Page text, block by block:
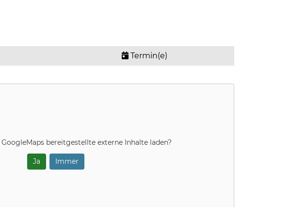
Termin(e)
GoogleMaps bereitgestellte externe Inhalte laden?
Ja Immer